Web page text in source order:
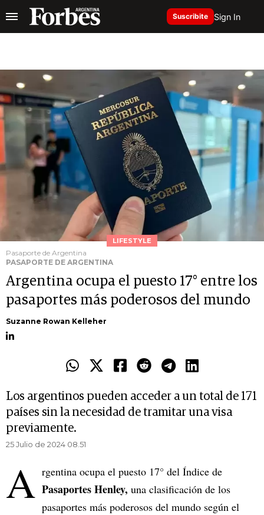
Suscribite Sign In
LIFESTYLE
Pasaporte de Argentina
PASAPORTE DE ARGENTINA
Argentina ocupa el puesto 17° entre los
pasaportes más poderosos del mundo
Suzanne Rowan Kelleher
Los argentinos pueden acceder a un total de 171
países sin la necesidad de tramitar una visa
previamente.
25 Julio de 2024 08.51
A rgentina ocupa el puesto 17° del Índice de
Pasaportes Henley, una clasificación de los
pasaportes más poderosos del mundo según el